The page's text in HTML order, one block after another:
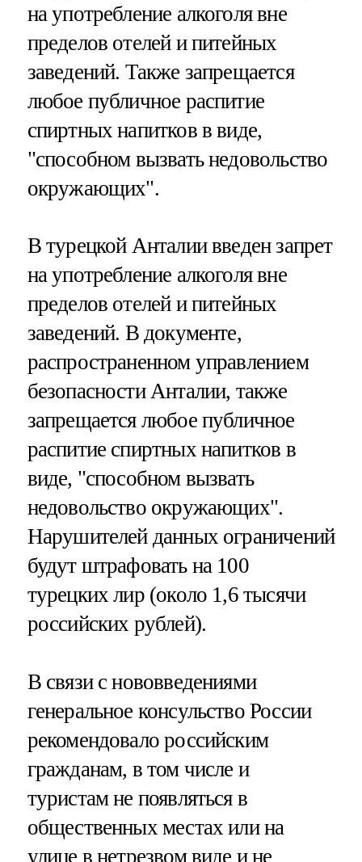
на употребление алкоголя вне
пределов отелей и питейных
заведений. Также запрещается
любое публичное распитие
спиртных напитков в виде,
"способном вызвать недовольство
окружающих".
В турецкой Анталии введен запрет
на употребление алкоголя вне
пределов отелей и питейных
заведений. В документе,
распространенном управлением
безопасности Анталии, также
запрещается любое публичное
распитие спиртных напитков в
виде, "способном вызвать
недовольство окружающих".
Нарушителей данных ограничений
будут штрафовать на 100
турецких лир (около 1,6 тысячи
российских рублей).
В связи с нововведениями
генеральное консульство России
рекомендовало российским
гражданам, в том числе и
туристам не появляться в
общественных местах или на
улице в нетрезвом виде и не